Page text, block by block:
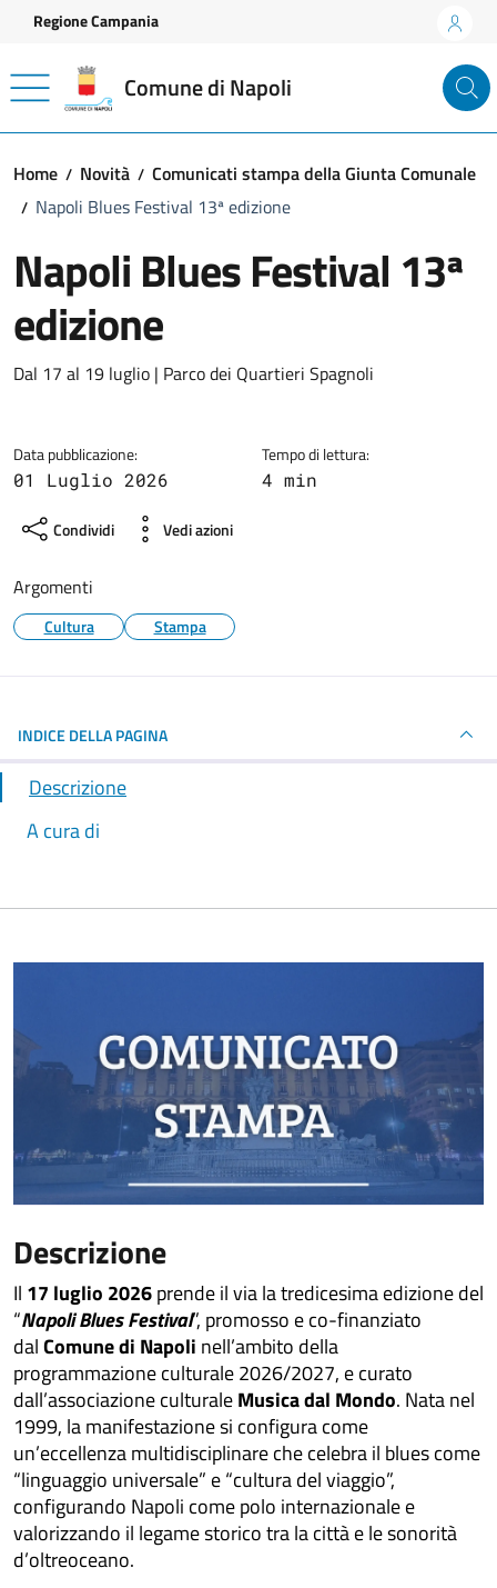
Vai ai contenuti
Vai al footer
Regione Campania
Comune di Napoli
Home Novità
Comunicati stampa della Giunta Comunale
Napoli Blues Festival 13ª edizione
Napoli Blues Festival 13ª
edizione
Dettagli della notizia
Dal 17 al 19 luglio | Parco dei Quartieri Spagnoli
Data pubblicazione:
01 Luglio 2026
Tempo di lettura:
4 min
Condividi Vedi azioni
Argomenti
Cultura Stampa
INDICE DELLA PAGINA
Descrizione
A cura di
Descrizione
Il 17 luglio 2026prende il via la tredicesima edizione del
“Napoli Blues Festival”, promosso e co-finanziato
dalComune di Napoli nell’ambito della
programmazione culturale 2026/2027, e curato
dall’associazione culturaleMusica dal Mondo. Nata nel
1999, la manifestazione si configura come
un’eccellenza multidisciplinare che celebra il blues come
“linguaggio universale” e “cultura del viaggio”,
configurando Napoli come polo internazionale e
valorizzando il legame storico tra la città e le sonorità
d’oltreoceano.